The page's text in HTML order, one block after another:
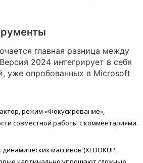
главная разница между
2024 интегрирует в себя
уже опробованных в Microsoft
режим «Фокусирование»,
совместной работы с комментариями.
массивов (XLOOKUP,